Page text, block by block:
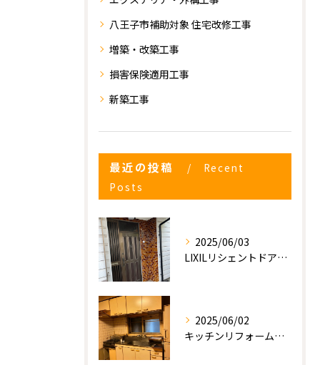
八王子市補助対象 住宅改修工事
増築・改築工事
損害保険適用工事
新築工事
最近の投稿
Recent
Posts
2025/06/03
LIXILリシェントドアの入れ替え
2025/06/02
キッチンリフォーム工事
お気軽にお問い合わせください